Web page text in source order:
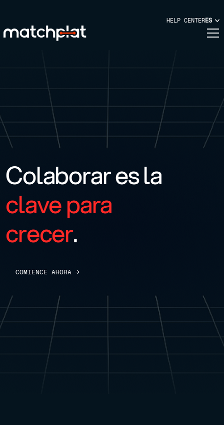
HELP CENTERES
Colaborar es la
clave para
crecer.
COMIENCE AHORA →